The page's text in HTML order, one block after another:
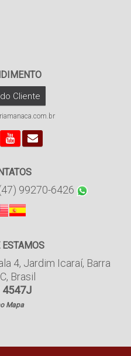
Cliente
99270-6426
4, Jardim Icaraí, Barra
, Brasil
4547J
Mapa